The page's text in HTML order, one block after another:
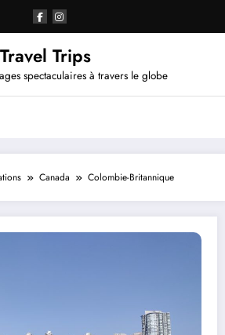
Travel Trips
spectaculaires à travers le globe
Canada Colombie-Britannique